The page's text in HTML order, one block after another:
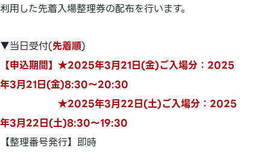
利用した先着入場整理券の配布を行います。
▼当日受付(先着順)
【申込期間】★2025年3月21日(金)ご入場分：2025
年3月21日(金)8:30～20:30
★2025年3月22日(土)ご入場分：2025
年3月22日(土)8:30～19:30
【整理番号発行】即時